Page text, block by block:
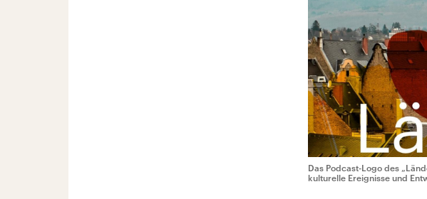
Das Podcast-Logo des
kulturelle Ereignisse und